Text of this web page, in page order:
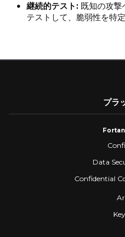
継続的テスト: 既知の攻撃
テストして、脆弱性を特
プラ
Data
Confidential